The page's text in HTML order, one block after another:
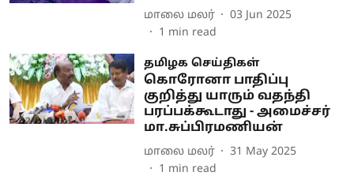
மாலை மலர்
03 Jun 2025
1 min read
தமிழக செய்திகள்
கொரோனா பாதிப்பு
குறித்து யாரும் வதந்தி
பரப்பக்கூடாது - அமைச்சர்
மா.சுப்பிரமணியன்
மாலை மலர்
31 May 2025
1 min read